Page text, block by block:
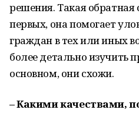
решения. Такая обратная
первых, она помогает
граждан в тех или иных
более детально изучить
основном, они схожи.
– Какими качествами,